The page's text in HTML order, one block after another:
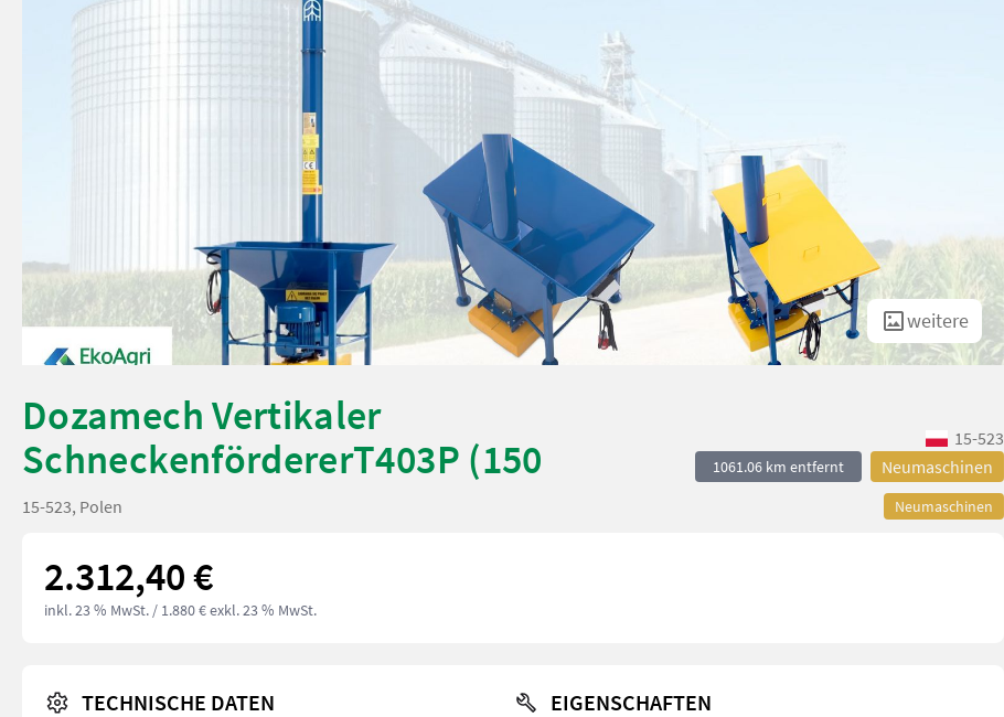
weitere
Dozamech Vertikaler
SchneckenfördererT403P (150
15-523
1061.06 km entfernt Neumaschinen
Neumaschinen
15-523, Polen
2.312,40 €
inkl. 23 % MwSt. / 1.880 € exkl. 23 % MwSt.
TECHNISCHE DATEN EIGENSCHAFTEN